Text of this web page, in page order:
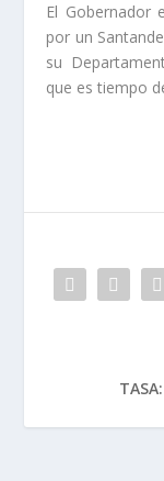
El Gobernador
por un
su
que es tiempo
TASA: